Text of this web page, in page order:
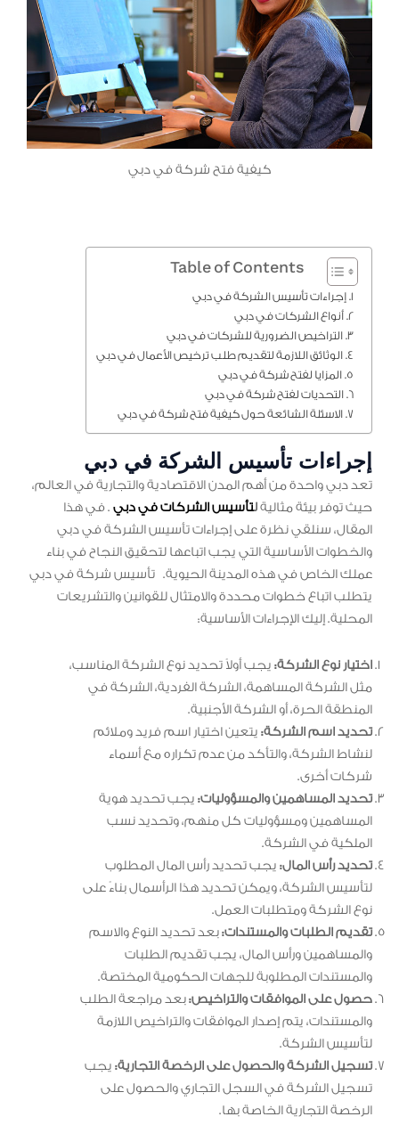
كيفية فتح شركة في دبي
Table of Contents
إجراءات تأسيس الشركة في دبي
أنواع الشركات في دبي
التراخيص الضرورية للشركات في دبي
الوثائق اللازمة لتقديم طلب ترخيص الأعمال في دبي
المزايا لفتح شركة في دبي
التحديات لفتح شركة في دبي
الاسئلة الشائعة حول كيفية فتح شركة في دبي
إجراءات تأسيس الشركة في دبي
تعد دبي واحدة من أهم المدن الاقتصادية والتجارية في العالم،
حيث توفر بيئة مثاليةلتأسيس الشركات في دبي . في هذا
المقال، سنلقي نظرة على إجراءات تأسيس الشركة في دبي
والخطوات الأساسية التي يجب اتباعها لتحقيق النجاح في بناء
عملك الخاص في هذه المدينة الحيوية. تأسيس شركة في دبي
يتطلب اتباع خطوات محددة والامتثال للقوانين والتشريعات
المحلية. إليك الإجراءات الأساسية:
اختيار نوع الشركة: يجب أولاً تحديد نوع الشركة المناسب،
مثل الشركة المساهمة، الشركة الفردية، الشركة في
المنطقة الحرة، أو الشركة الأجنبية.
تحديد اسم الشركة: يتعين اختيار اسم فريد وملائم
لنشاط الشركة، والتأكد من عدم تكراره مع أسماء
شركات أخرى.
تحديد المساهمين والمسؤوليات: يجب تحديد هوية
المساهمين ومسؤوليات كل منهم، وتحديد نسب
الملكية في الشركة.
تحديد رأس المال: يجب تحديد رأس المال المطلوب
لتأسيس الشركة، ويمكن تحديد هذا الرأسمال بناءً على
نوع الشركة ومتطلبات العمل.
تقديم الطلبات والمستندات:بعد تحديد النوع والاسم
والمساهمين ورأس المال، يجب تقديم الطلبات
والمستندات المطلوبة للجهات الحكومية المختصة.
حصول على الموافقات والتراخيص:بعد مراجعة الطلب
والمستندات، يتم إصدار الموافقات والتراخيص اللازمة
لتأسيس الشركة.
تسجيل الشركة والحصول على الرخصة التجارية: يجب
تسجيل الشركة في السجل التجاري والحصول على
الرخصة التجارية الخاصة بها.